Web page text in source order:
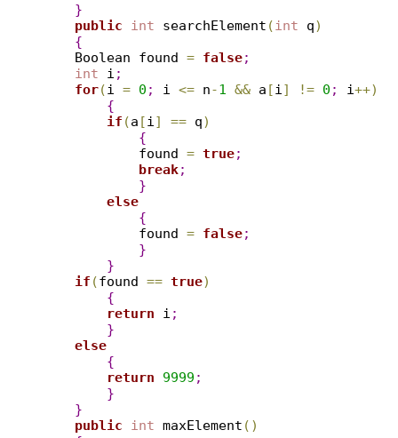
}
public
int searchElement (int q)
{
    Boolean found
= false;
int i ;
for(i = 0 ; i <= n-1 && a [i] != 0 ; i++)
{
if (a [i] == q)
{
            found
= true;
break;
}
else
{
            found
= false;
}
}
if (found == true)
{
return i ;
}
else
{
return
9999 ;
}
}
public
int maxElement ( )